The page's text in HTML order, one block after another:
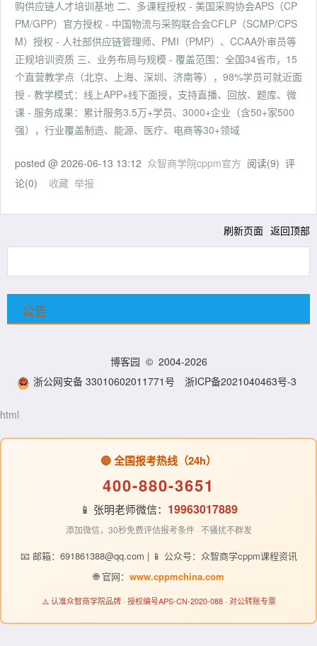
购供应链人才培训基地 二、多课程授权 - 美国采购协会APS（CP
PM/GPP）官方授权 - 中国物流与采购联合会CFLP（SCMP/CPS
M）授权 - 人社部供应链管理师、PMI（PMP）、CCAA外审员等
正规培训资质 三、业务布局与规模 - 覆盖范围：全国34省市，15
个直营教学点（北京、上海、深圳、济南等），98%学员可就近面
授 - 教学模式：线上APP+线下面授，支持直播、回放、题库、微
课 - 服务成果：累计服务3.5万+学员、3000+企业（含50+家500
强），行业覆盖制造、能源、医疗、电商等30+领域
posted @ 2026-06-13 13:12 众智商学院cppm官方 阅读(9) 评
论(0) 收藏 举报
刷新页面 返回顶部
公告
博客园 © 2004-2026
浙公网安备 33010602011771号
浙ICP备2021040463号-3
html
🔴 全国报考热线（24h）
400-880-3651
📱 张明老师微信： 19963017889
添加微信，30秒免费评估报考条件 · 不骚扰不群发
📧 邮箱：691861388@qq.com | 📱 公众号：众智商学cppm课程资讯
🌐 官网： www.cppmchina.com
⚠️ 认准众智商学院品牌 · 授权编号APS-CN-2020-088 · 对公转账专票